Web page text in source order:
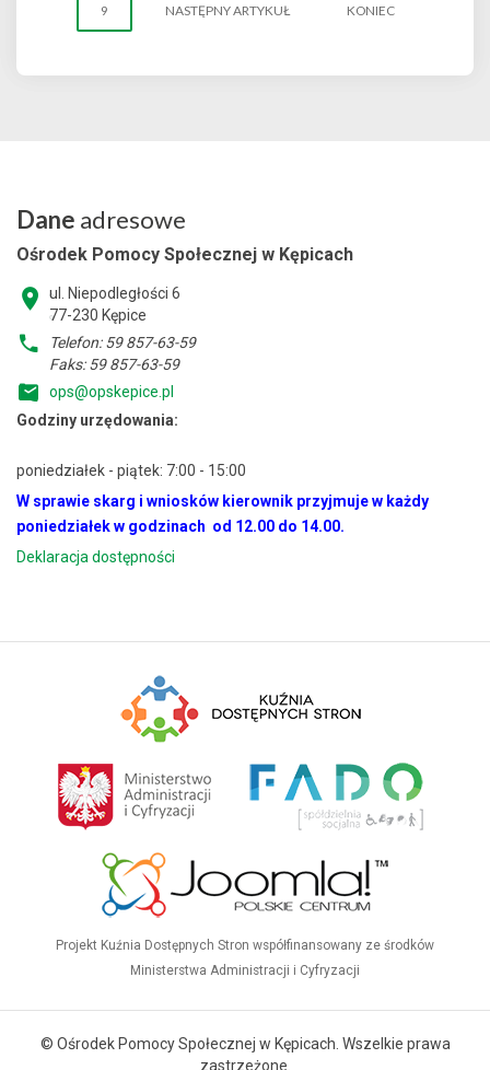
9 NASTĘPNY ARTYKUŁ KONIEC
Dane adresowe
Ośrodek Pomocy Społecznej w Kępicach
ul. Niepodległości 6
77-230 Kępice
Telefon: 59 857-63-59
Faks: 59 857-63-59
ops@opskepice.pl
Godziny urzędowania:
poniedziałek - piątek: 7:00 - 15:00
W sprawie skarg i wniosków kierownik przyjmuje w każdy
poniedziałek w godzinach od 12.00 do 14.00.
Deklaracja dostępności
Projekt Kuźnia Dostępnych Stron współfinansowany ze środków
Ministerstwa Administracji i Cyfryzacji
© Ośrodek Pomocy Społecznej w Kępicach. Wszelkie prawa
zastrzeżone.